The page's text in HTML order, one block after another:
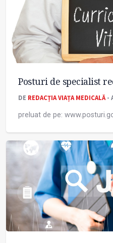
Posturi de specialist
DE REDACȚIA VIAȚA MEDICALĂ-
preluat de pe: